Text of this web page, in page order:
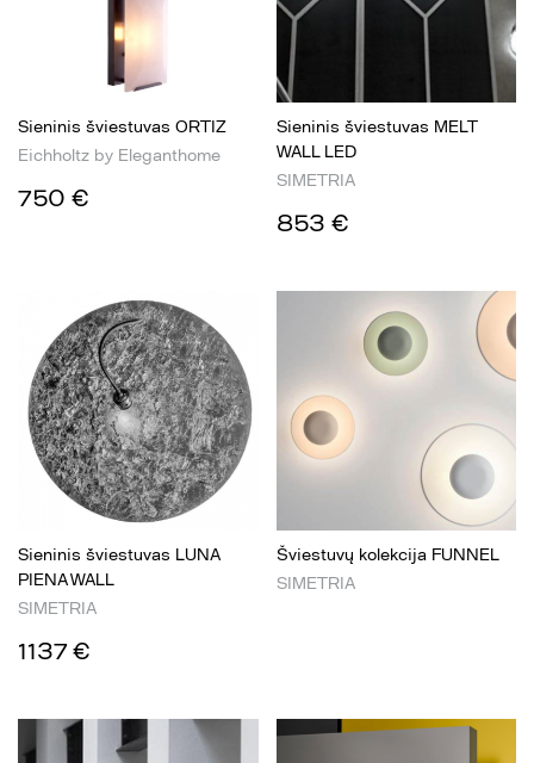
Sieninis šviestuvas ORTIZ
Eichholtz by Eleganthome
750 €
Sieninis šviestuvas MELT
WALL LED
SIMETRIA
853 €
Sieninis šviestuvas LUNA
PIENA WALL
SIMETRIA
1137 €
Šviestuvų kolekcija FUNNEL
SIMETRIA